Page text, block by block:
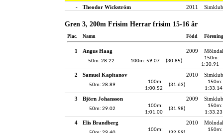
- Theodor Wickström 2011
Gren 3, 200m Frisim Herrar frisim 15-16 år
Plac. Namn Född Förening
1 Angus Haag 2009
50m: 28.22 100m: 59.07 (30.85)
150m:
1:30.91
2 Samuel Kapitanov 2010
50m: 28.89
100m:
1:00.52
(31.63)
150m:
1:33.14
3 Björn Johansson 2009
50m: 29.02
100m:
1:01.00
(31.98)
150m:
1:33.23
4 Elis Brandberg 2010
100m:
150m: